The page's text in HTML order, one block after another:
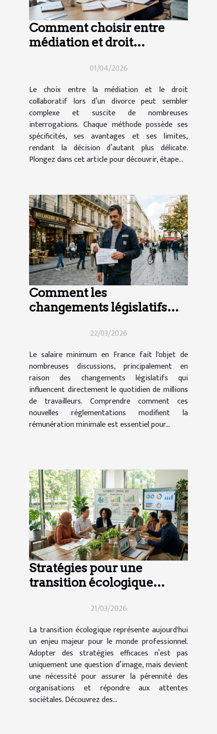
Comment choisir entre
médiation et droit
01/04/2026
Le choix entre la médiation et le droit
collaboratif lors d’un divorce peut sembler
complexe et suscite de nombreuses
interrogations. Chaque méthode possède ses
spécificités, ses avantages et ses limites,
rendant la décision d’autant plus délicate.
Plongez dans cet article pour découvrir, étape...
Comment les
changements législatifs
minimum en France ?
22/03/2026
Le salaire minimum en France fait l'objet de
nombreuses discussions, principalement en
raison des changements législatifs qui
influencent directement le quotidien de millions
de travailleurs. Comprendre comment ces
nouvelles réglementations modifient la
rémunération minimale est essentiel pour...
Stratégies pour une
transition écologique
21/03/2026
La transition écologique représente aujourd'hui
un enjeu majeur pour le monde professionnel.
Adopter des stratégies efficaces n’est pas
uniquement une question d’image, mais devient
une nécessité pour assurer la pérennité des
organisations et répondre aux attentes
sociétales. Découvrez des...